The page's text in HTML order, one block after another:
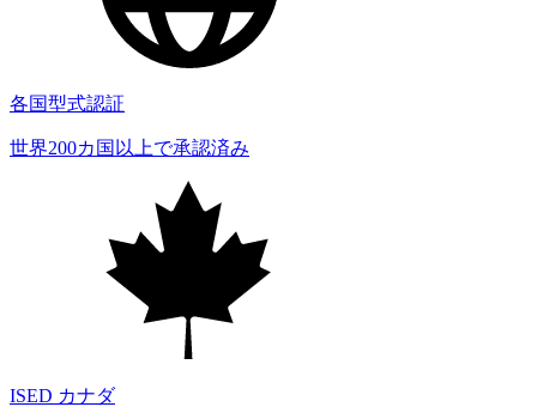
各国型式認証
世界200カ国以上で承認済み
ISED カナダ